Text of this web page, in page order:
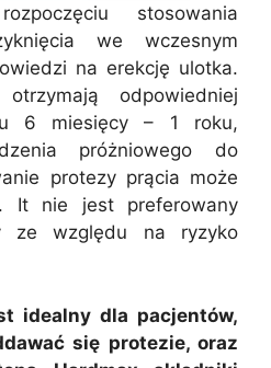
stosowania
we wczesnym
na erekcję ulotka.
odpowiedniej
6 miesięcy – 1 roku,
próżniowego do
protezy prącia może
It nie jest preferowany
ze względu na ryzyko
idealny dla pacjentów,
się protezie, oraz